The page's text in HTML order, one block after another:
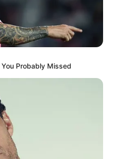
Probably Missed